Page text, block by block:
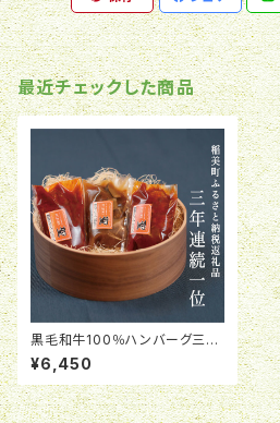
最近チェックした商品
黒毛和牛100％ハンバーグ三種
類のソースが入った10個セット
（冷凍）
¥6,450